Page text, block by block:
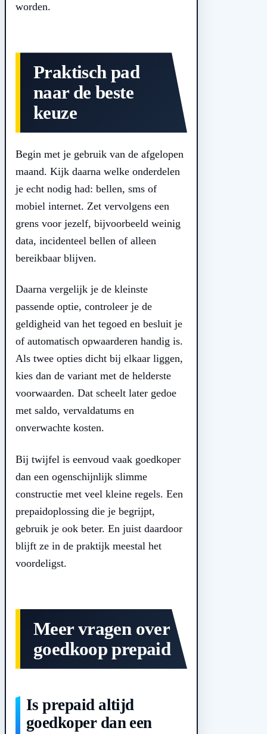
worden.
Praktisch pad
naar de beste
keuze
Begin met je gebruik van de afgelopen
maand. Kijk daarna welke onderdelen
je echt nodig had: bellen, sms of
mobiel internet. Zet vervolgens een
grens voor jezelf, bijvoorbeeld weinig
data, incidenteel bellen of alleen
bereikbaar blijven.
Daarna vergelijk je de kleinste
passende optie, controleer je de
geldigheid van het tegoed en besluit je
of automatisch opwaarderen handig is.
Als twee opties dicht bij elkaar liggen,
kies dan de variant met de helderste
voorwaarden. Dat scheelt later gedoe
met saldo, vervaldatums en
onverwachte kosten.
Bij twijfel is eenvoud vaak goedkoper
dan een ogenschijnlijk slimme
constructie met veel kleine regels. Een
prepaidoplossing die je begrijpt,
gebruik je ook beter. En juist daardoor
blijft ze in de praktijk meestal het
voordeligst.
Meer vragen over
goedkoop prepaid
Is prepaid altijd
goedkoper dan een